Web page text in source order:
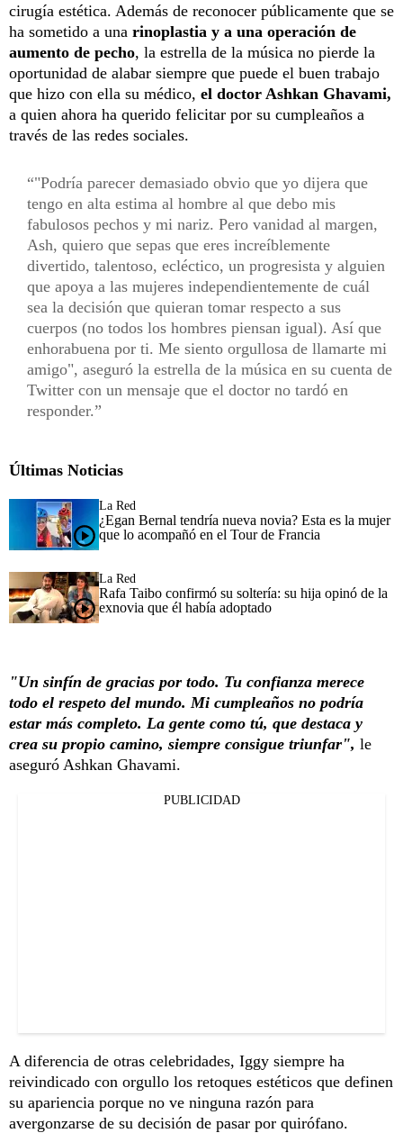
cirugía estética. Además de reconocer públicamente que se
ha sometido a una rinoplastia y a una operación de
aumento de pecho, la estrella de la música no pierde la
oportunidad de alabar siempre que puede el buen trabajo
que hizo con ella su médico, el doctor Ashkan Ghavami,
a quien ahora ha querido felicitar por su cumpleaños a
través de las redes sociales.
"Podría parecer demasiado obvio que yo dijera que
tengo en alta estima al hombre al que debo mis
fabulosos pechos y mi nariz. Pero vanidad al margen,
Ash, quiero que sepas que eres increíblemente
divertido, talentoso, ecléctico, un progresista y alguien
que apoya a las mujeres independientemente de cuál
sea la decisión que quieran tomar respecto a sus
cuerpos (no todos los hombres piensan igual). Así que
enhorabuena por ti. Me siento orgullosa de llamarte mi
amigo", aseguró la estrella de la música en su cuenta de
Twitter con un mensaje que el doctor no tardó en
responder.
Últimas Noticias
La Red
¿Egan Bernal tendría nueva novia? Esta es la mujer
que lo acompañó en el Tour de Francia
La Red
Rafa Taibo confirmó su soltería: su hija opinó de la
exnovia que él había adoptado
"Un sinfín de gracias por todo. Tu confianza merece
todo el respeto del mundo. Mi cumpleaños no podría
estar más completo. La gente como tú, que destaca y
crea su propio camino, siempre consigue triunfar", le
aseguró Ashkan Ghavami.
PUBLICIDAD
A diferencia de otras celebridades, Iggy siempre ha
reivindicado con orgullo los retoques estéticos que definen
su apariencia porque no ve ninguna razón para
avergonzarse de su decisión de pasar por quirófano.